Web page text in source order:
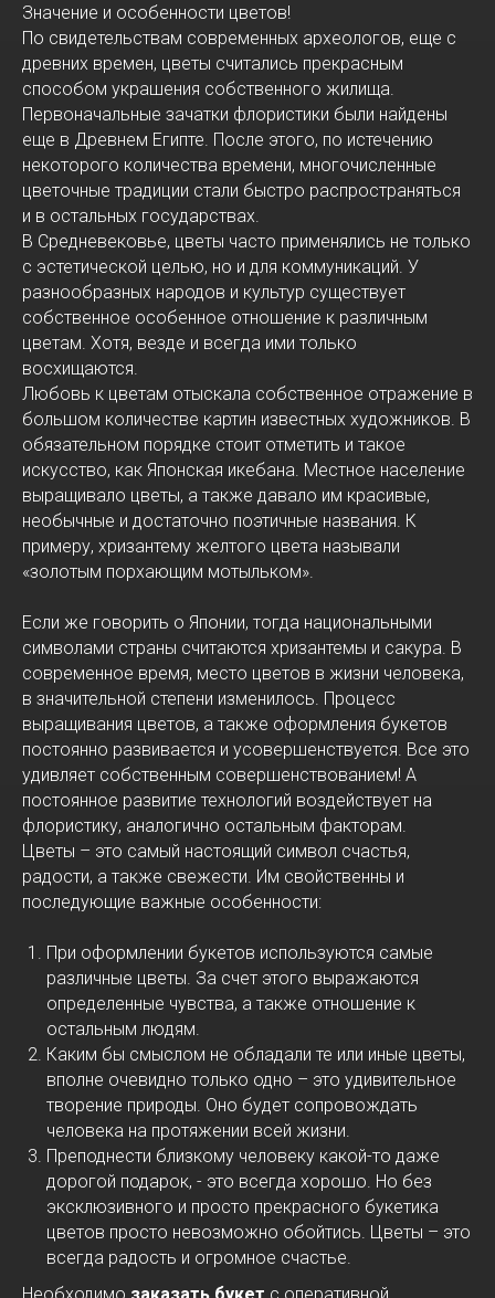
Значение и особенности цветов!
По свидетельствам современных археологов, еще с
древних времен, цветы считались прекрасным
способом украшения собственного жилища.
Первоначальные зачатки флористики были найдены
еще в Древнем Египте. После этого, по истечению
некоторого количества времени, многочисленные
цветочные традиции стали быстро распространяться
и в остальных государствах.
В Средневековье, цветы часто применялись не только
с эстетической целью, но и для коммуникаций. У
разнообразных народов и культур существует
собственное особенное отношение к различным
цветам. Хотя, везде и всегда ими только
восхищаются.
Любовь к цветам отыскала собственное отражение в
большом количестве картин известных художников. В
обязательном порядке стоит отметить и такое
искусство, как Японская икебана. Местное население
выращивало цветы, а также давало им красивые,
необычные и достаточно поэтичные названия. К
примеру, хризантему желтого цвета называли
«золотым порхающим мотыльком».
Если же говорить о Японии, тогда национальными
символами страны считаются хризантемы и сакура. В
современное время, место цветов в жизни человека,
в значительной степени изменилось. Процесс
выращивания цветов, а также оформления букетов
постоянно развивается и усовершенствуется. Все это
удивляет собственным совершенствованием! А
постоянное развитие технологий воздействует на
флористику, аналогично остальным факторам.
Цветы – это самый настоящий символ счастья,
радости, а также свежести. Им свойственны и
последующие важные особенности:
При оформлении букетов используются самые
различные цветы. За счет этого выражаются
определенные чувства, а также отношение к
остальным людям.
Каким бы смыслом не обладали те или иные цветы,
вполне очевидно только одно – это удивительное
творение природы. Оно будет сопровождать
человека на протяжении всей жизни.
Преподнести близкому человеку какой-то даже
дорогой подарок, - это всегда хорошо. Но без
эксклюзивного и просто прекрасного букетика
цветов просто невозможно обойтись. Цветы – это
всегда радость и огромное счастье.